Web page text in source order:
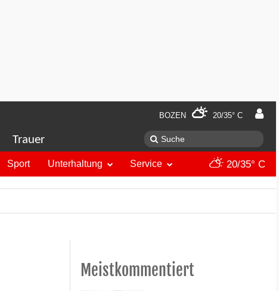
BOZEN 20/35° C
Trauer
Sport Unterhaltung Service 20/35° C
Meistkommentiert